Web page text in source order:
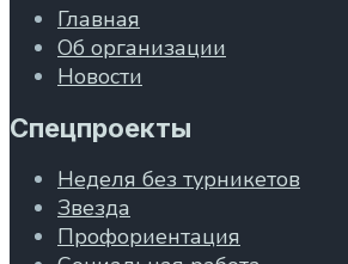
Главная
Об организации
Новости
Спецпроекты
Неделя без турникетов
Звезда
Профориентация